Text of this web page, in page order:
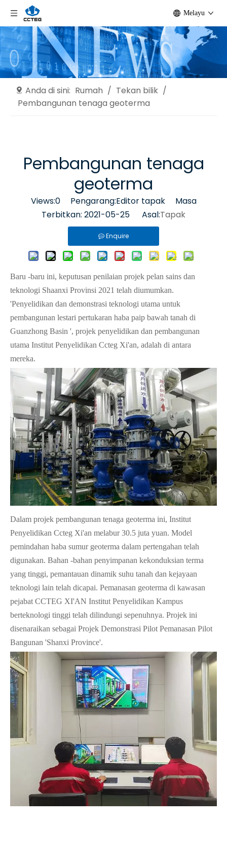
Melayu
Anda di sini: Rumah / Tekan bilik /
Pembangunan tenaga geoterma
Pembangunan tenaga
geoterma
Views:0Pengarang:Editor tapak Masa
Terbitkan: 2021-05-25 Asal:Tapak
Enquire
Baru -baru ini, keputusan penilaian projek pelan sains dan
teknologi Shaanxi Provinsi 2021 telah diumumkan.
'Penyelidikan dan demonstrasi teknologi utama untuk
pembangunan lestari pertukaran haba paip bawah tanah di
Guanzhong Basin ', projek penyelidikan dan pembangunan
utama Institut Penyelidikan Ccteg Xi'an, adalah di antara
mereka.
Dalam projek pembangunan tenaga geoterma ini, Institut
Penyelidikan Ccteg Xi'an melabur 30.5 juta yuan. Model
pemindahan haba sumur geoterma dalam pertengahan telah
digunakan. Bahan -bahan penyimpanan kekonduksian terma
yang tinggi, pemantauan dinamik suhu tanah dan kejayaan
teknologi lain telah dicapai. Pemanasan geoterma di kawasan
pejabat CCTEG XI'AN Institut Penyelidikan Kampus
berteknologi tinggi telah dilindungi sepenuhnya. Projek ini
disenaraikan sebagai Projek Demonstrasi Pilot Pemanasan Pilot
Bangunan 'Shanxi Province'.